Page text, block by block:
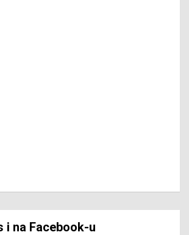
i na Facebook-u